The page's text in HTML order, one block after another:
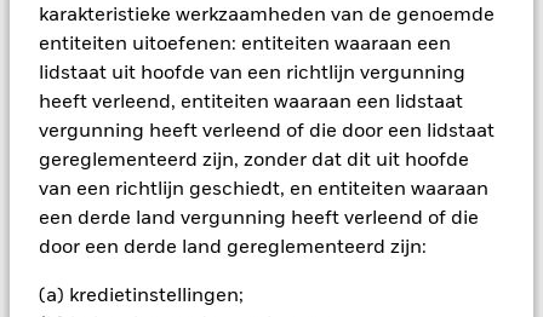
karakteristieke werkzaamheden van de genoemde
entiteiten uitoefenen: entiteiten waaraan een
lidstaat uit hoofde van een richtlijn vergunning
heeft verleend, entiteiten waaraan een lidstaat
vergunning heeft verleend of die door een lidstaat
gereglementeerd zijn, zonder dat dit uit hoofde
van een richtlijn geschiedt, en entiteiten waaraan
een derde land vergunning heeft verleend of die
door een derde land gereglementeerd zijn:
(a) kredietinstellingen;
economische of politieke instabiliteit. Het fonds kan beleggen
in aandelen van kleinere ondernemingen die zich minder
zijn dan aandelen van grotere ondernemingen. Het fonds kan
beleggen in mijnbouwaandelen die doorgaans onderhevig
zijn aan bovengemiddelde volatiliteit vergeleken met andere
beleggingen. Trends die zich kunnen voordoen op de
algemene aandelenmarkt hoeven niet te worden
beperkt aantal marktsectoren. Vergeleken met beleggingen
die het beleggingsrisico spreiden door in meerdere sectoren
aandelenkoers een groter effect hebben op de algehele